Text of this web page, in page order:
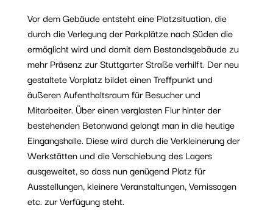
Vor dem Gebäude entsteht eine Platzsituation, die
durch die Verlegung der Parkplätze nach Süden die
ermöglicht wird und damit dem Bestandsgebäude zu
mehr Präsenz zur Stuttgarter Straße verhilft. Der neu
gestaltete Vorplatz bildet einen Treffpunkt und
äußeren Aufenthaltsraum für Besucher und
Mitarbeiter. Über einen verglasten Flur hinter der
bestehenden Betonwand gelangt man in die heutige
Eingangshalle. Diese wird durch die Verkleinerung der
Werkstätten und die Verschiebung des Lagers
ausgeweitet, so dass nun genügend Platz für
Ausstellungen, kleinere Veranstaltungen, Vernissagen
etc. zur Verfügung steht.